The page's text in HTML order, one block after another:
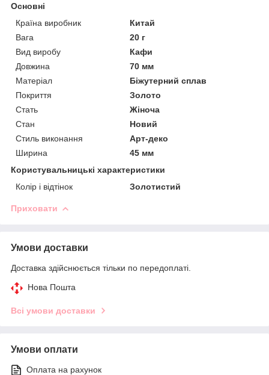
Основні
Країна виробник
Китай
Вага
20 г
Вид виробу
Кафи
Довжина
70 мм
Матеріал
Біжутерний сплав
Покриття
Золото
Стать
Жіноча
Стан
Новий
Стиль виконання
Арт-деко
Ширина
45 мм
Користувальницькі характеристики
Колір і відтінок
Золотистий
Приховати
Умови доставки
Доставка здійснюється тільки по передоплаті.
Нова Пошта
Всі умови доставки
Умови оплати
Оплата на рахунок